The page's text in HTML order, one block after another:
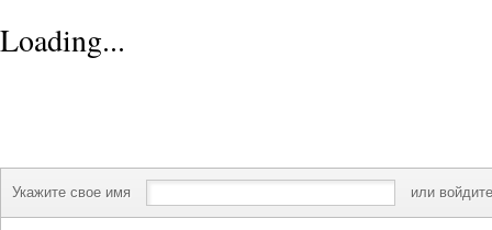
Loading...
Укажите свое имя или